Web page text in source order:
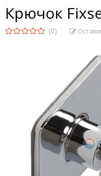
Крючок
(0)